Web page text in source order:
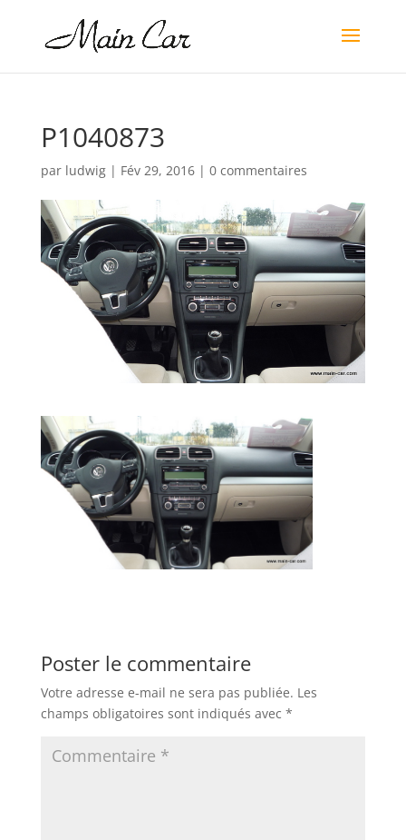
P1040873
par ludwig| Fév 29, 2016| 0 commentaires
Poster le commentaire
Votre adresse e-mail ne sera pas publiée. Les
champs obligatoires sont indiqués avec *